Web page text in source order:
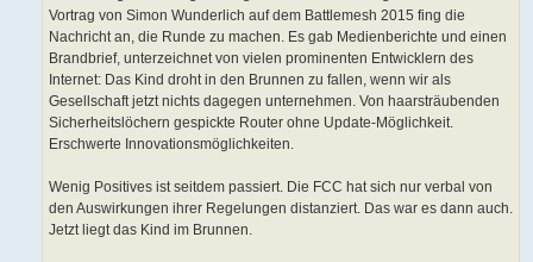
Vortrag von Simon Wunderlich auf dem Battlemesh 2015 fing die
Nachricht an, die Runde zu machen. Es gab Medienberichte und einen
Brandbrief, unterzeichnet von vielen prominenten Entwicklern des
Internet: Das Kind droht in den Brunnen zu fallen, wenn wir als
Gesellschaft jetzt nichts dagegen unternehmen. Von haarsträubenden
Sicherheitslöchern gespickte Router ohne Update-Möglichkeit.
Erschwerte Innovationsmöglichkeiten.
Wenig Positives ist seitdem passiert. Die FCC hat sich nur verbal von
den Auswirkungen ihrer Regelungen distanziert. Das war es dann auch.
Jetzt liegt das Kind im Brunnen.